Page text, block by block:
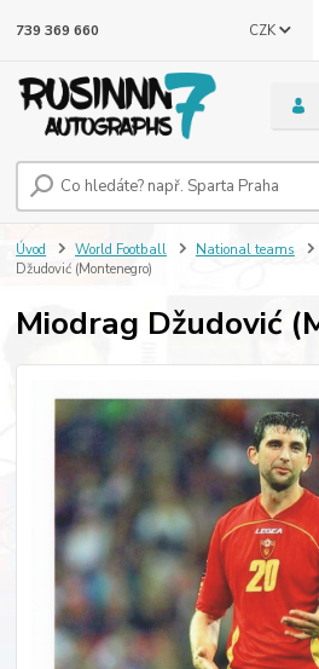
CZK
739 369 660
Úvod World Football National teams
Džudović (Montenegro)
Miodrag Džudović